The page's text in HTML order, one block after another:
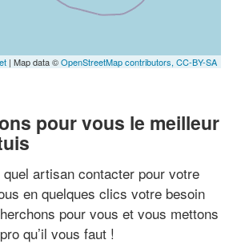
| Map data ©OpenStreetMap contributors, CC-BY-SA
pour vous le meilleur
artisan contacter pour votre
en quelques clics votre besoin
pour vous et vous mettons
qu’il vous faut !